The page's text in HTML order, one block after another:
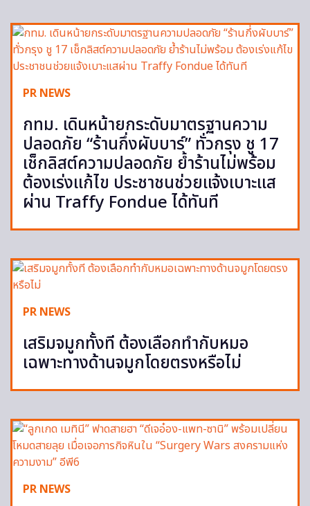
PR NEWS
กทม. เดินหน้ายกระดับมาตรฐานความ
ปลอดภัย “ร้านกึ่งผับบาร์” ทั่วกรุง ชู 17
เช็กลิสต์ความปลอดภัย ย้ำร้านไม่พร้อม
ต้องเร่งแก้ไข ประชาชนช่วยแจ้งเบาะแส
ผ่าน Traffy Fondue ได้ทันที
PR NEWS
เสริมจมูกทั้งที ต้องเลือกทำกับหมอ
เฉพาะทางด้านจมูกโดยตรงหรือไม่
PR NEWS